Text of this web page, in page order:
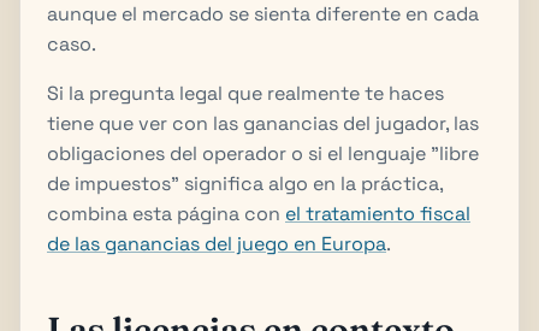
aunque el mercado se sienta diferente en cada
caso.
Si la pregunta legal que realmente te haces
tiene que ver con las ganancias del jugador, las
obligaciones del operador o si el lenguaje "libre
de impuestos" significa algo en la práctica,
combina esta página con el tratamiento fiscal
de las ganancias del juego en Europa.